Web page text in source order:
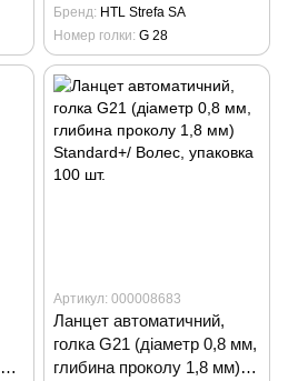
Бренд HTL Strefa SA
Номер голки G 28
Артикул: 000008683
Ланцет автоматичний,
голка G21 (діаметр 0,8 мм,
глибина проколу 1,8 мм)